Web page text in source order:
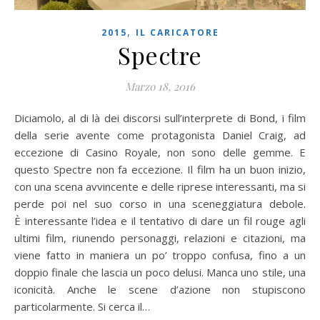
2015, IL CARICATORE
Spectre
Marzo 18, 2016
Diciamolo, al di là dei discorsi sull’interprete di Bond, i film
della serie avente come protagonista Daniel Craig, ad
eccezione di Casino Royale, non sono delle gemme. E
questo Spectre non fa eccezione. Il film ha un buon inizio,
con una scena avvincente e delle riprese interessanti, ma si
perde poi nel suo corso in una sceneggiatura debole.
È interessante l’idea e il tentativo di dare un fil rouge agli
ultimi film, riunendo personaggi, relazioni e citazioni, ma
viene fatto in maniera un po’ troppo confusa, fino a un
doppio finale che lascia un poco delusi. Manca uno stile, una
iconicità. Anche le scene d’azione non stupiscono
particolarmente. Si cerca il…